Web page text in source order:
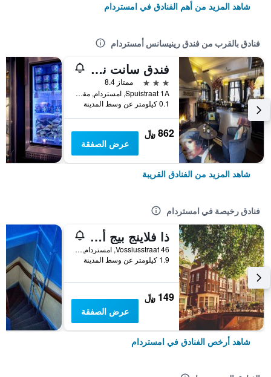
شاهد المزيد من أهم الفنادق في امستردام
فنادق بالقرب من فندق رينيسانس أمستردام
فندق سانت نيكولاس
3 نجوم
ممتاز 8.4
Spuistraat 1A, امستردام, مقاطعة شمال هولندا, هولندا
0.1 كيلومتر عن وسط المدينة
862 ﷼
عرض الصفقة
شاهد المزيد من الفنادق القريبة
فنادق رخيصة في امستردام
ذا فلاينج بيج أبتاون هوستل
Vossiusstraat 46, امستردام, مقاطعة شمال هولندا, هولندا
1.9 كيلومتر عن وسط المدينة
149 ﷼
عرض الصفقة
شاهد أرخص الفنادق في امستردام